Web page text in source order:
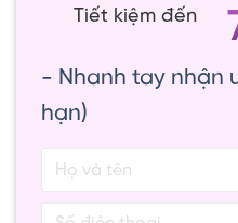
Tiết kiệm đến
- Nhanh tay nhận
hạn)